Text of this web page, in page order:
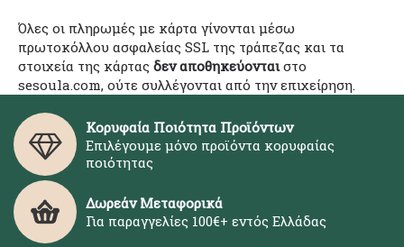
Όλες οι πληρωμές με κάρτα γίνονται μέσω
πρωτοκόλλου ασφαλείας SSL της τράπεζας και τα
στοιχεία της κάρτας δεν αποθηκεύονταιστο
sesoula.com, ούτε συλλέγονται από την επιχείρηση.
Κορυφαία Ποιότητα Προϊόντων
Επιλέγουμε μόνο προϊόντα κορυφαίας
ποιότητας
Δωρεάν Μεταφορικά
Για παραγγελίες 100€+ εντός Ελλάδας